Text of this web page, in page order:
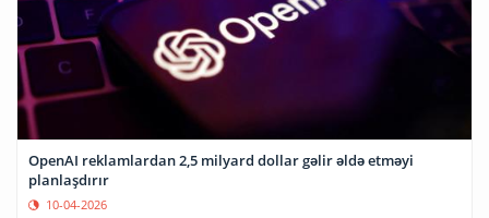
OpenAI reklamlardan 2,5 milyard dollar gəlir əldə etməyi
planlaşdırır
10-04-2026